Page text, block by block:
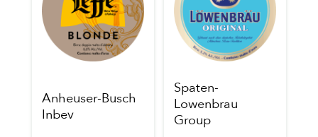
Anheuser-Busch
Inbev
Spaten-
Lowenbrau
Group